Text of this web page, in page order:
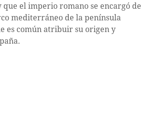
el imperio romano se encargó de
mediterráneo de la península
es común atribuir su origen y